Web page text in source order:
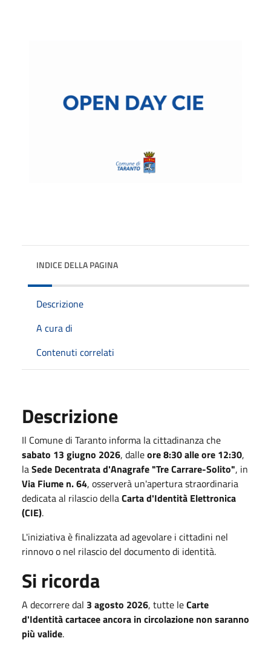
INDICE DELLA PAGINA
Descrizione
A cura di
Contenuti correlati
Descrizione
Il Comune di Taranto informa la cittadinanza che
sabato 13 giugno 2026, dalleore 8:30 alle ore 12:30,
laSede Decentrata d'Anagrafe "Tre Carrare-Solito", in
Via Fiume n. 64, osserverà un'apertura straordinaria
dedicata al rilascio dellaCarta d'Identità Elettronica
(CIE).
L'iniziativa è finalizzata ad agevolare i cittadini nel
rinnovo o nel rilascio del documento di identità.
Si ricorda
A decorrere dal 3 agosto 2026, tutte leCarte
d'Identità cartacee ancora in circolazione non saranno
più valide.